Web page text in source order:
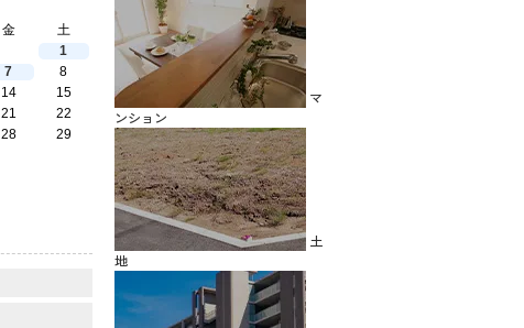
金
土
1
7
8
14
15
21
22
28
29
マ
ンション
土
地